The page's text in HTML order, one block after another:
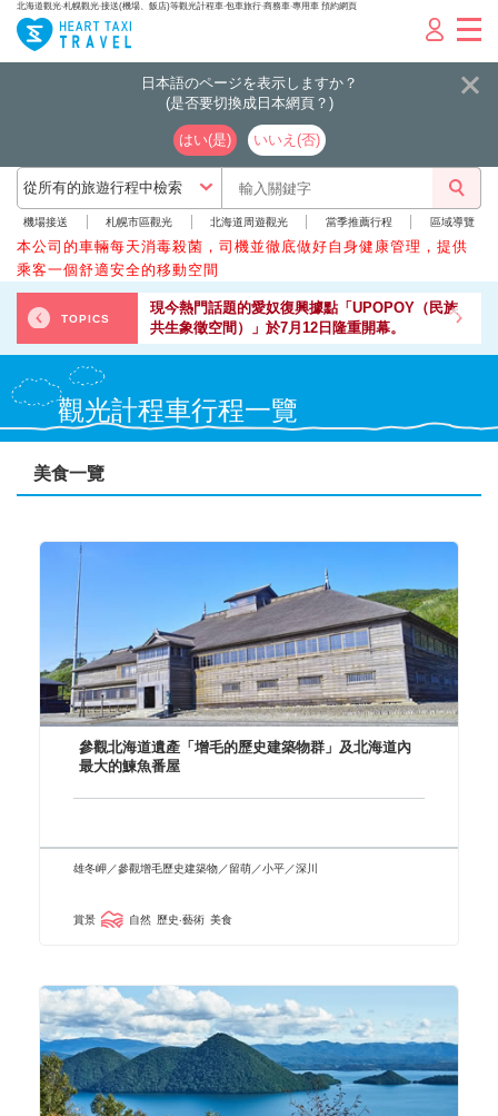
北海道觀光‧札幌觀光‧接送(機場、飯店)等觀光計程車‧包車旅行‧商務車‧專用車 預約網頁
日本語のページを表示しますか？
(是否要切換成日本網頁？)
はい(是) いいえ(否)
機場接送 札幌市區觀光 北海道周遊觀光 當季推薦行程 區域導覽
本公司的車輛每天消毒殺菌，司機並徹底做好自身健康管理，提供
乘客一個舒適安全的移動空間
TOPICS
現今熱門話題的愛奴復興據點「UPOPOY（民族
共生象徵空間）」於7月12日隆重開幕。
觀光計程車行程一覽
美食一覽
參觀北海道遺產「增毛的歷史建築物群」及北海道內
最大的鰊魚番屋
雄冬岬／參觀增毛歷史建築物／留萌／小平／深川
賞景 自然 歷史‧藝術 美食